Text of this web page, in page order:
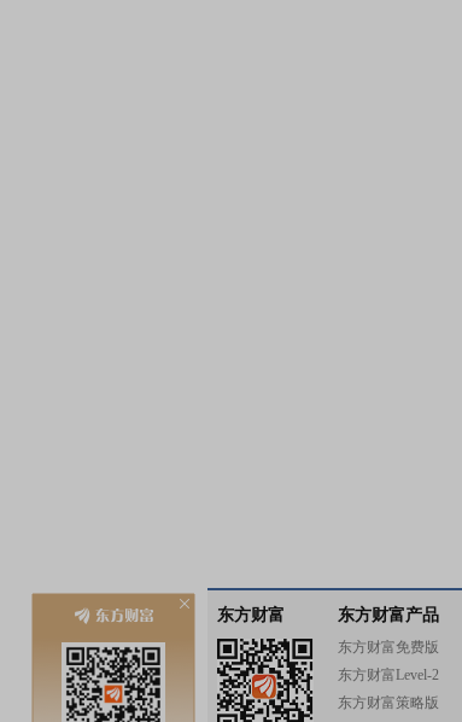
东方财富 东方财富产品
东方财富免费版
东方财富Level-2
东方财富策略版